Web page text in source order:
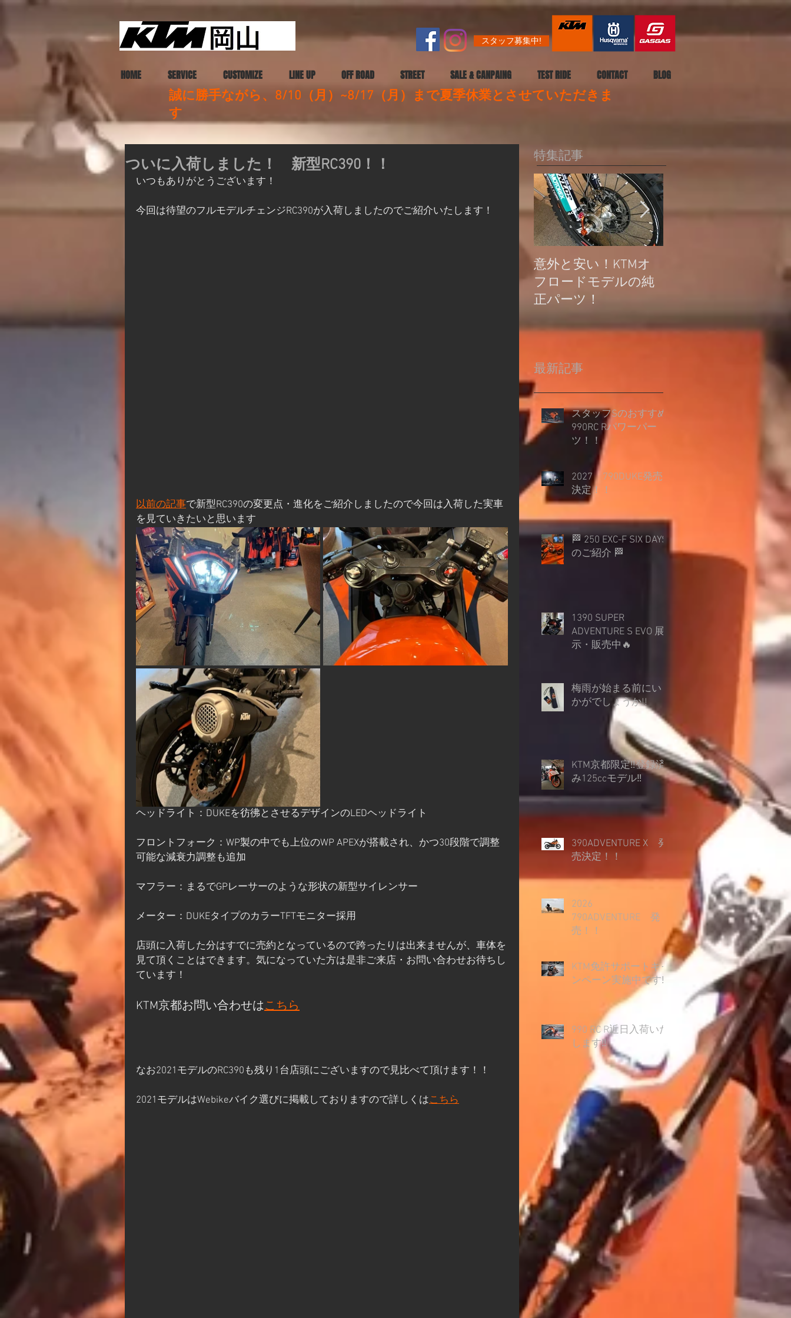
スタッフ募集中!
HOME SERVICE CUSTOMIZE LINE UP OFF ROAD STREET SALE & CANPAING TEST RIDE CONTACT BLOG
誠に勝手ながら、8/10（月）~8/17（月）まで夏季休業とさせていただきま
す
ついに入荷しました！ 新型RC390！！
いつもありがとうございます！
今回は待望のフルモデルチェンジRC390が入荷しましたのでご紹介いたします！
以前の記事で新型RC390の変更点・進化をご紹介しましたので今回は入荷した実車
を見ていきたいと思います
ヘッドライト：DUKEを彷彿とさせるデザインのLEDヘッドライト
フロントフォーク：WP製の中でも上位のWP APEXが搭載され、かつ30段階で調整
可能な減衰力調整も追加
マフラー：まるでGPレーサーのような形状の新型サイレンサー
メーター：DUKEタイプのカラーTFTモニター採用
店頭に入荷した分はすでに売約となっているので跨ったりは出来ませんが、車体を
見て頂くことはできます。気になっていた方は是非ご来店・お問い合わせお待ちし
ています！
KTM京都お問い合わせはこちら
なお2021モデルのRC390も残り1台店頭にございますので見比べて頂けます！！
2021モデルはWebikeバイク選びに掲載しておりますので詳しくはこちら
特集記事
意外と安い！KTMオ
フロードモデルの純
正パーツ！
最新記事
スタッフSのおすすめ
990RC Rパワーパー
ツ！！
2027 790DUKE発売
決定！！
🏁 250 EXC-F SIX DAYS
のご紹介 🏁
1390 SUPER
ADVENTURE S EVO 展
示・販売中🔥
梅雨が始まる前にい
かがでしょうか︎!!
KTM京都限定‼登録済
み125ccモデル‼
390ADVENTURE X 発
売決定！！
2026
790ADVENTURE 発
売！！
KTM免許サポートキャ
ンペーン実施中です‼
990 RC R近日入荷いた
します‼